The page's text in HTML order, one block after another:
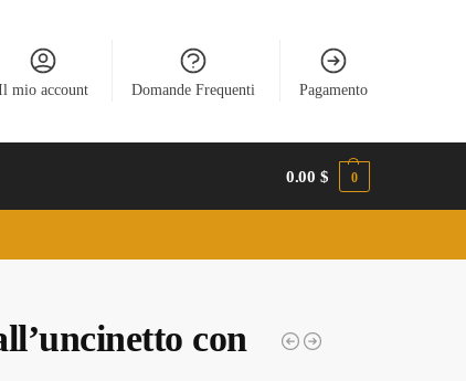
mio account Domande Frequenti Pagamento
0.00$ 0
con